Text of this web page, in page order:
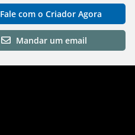
Fale com o Criador Agora
Mandar um email